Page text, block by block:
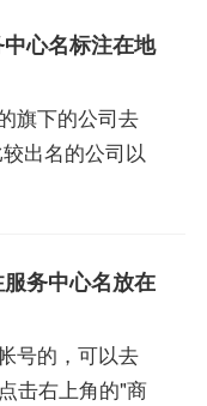
心名标注在地
旗下的公司去
出名的公司以
务中心名放在
号的，可以去
击右上角的"商